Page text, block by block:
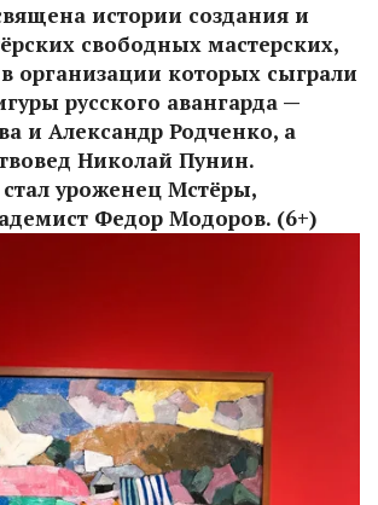
истории создания и
свободных мастерских,
организации которых сыграли
русского авангарда —
и Александр Родченко, а
Николай Пунин.
уроженец Мстёры,
Федор Модоров. (6+)